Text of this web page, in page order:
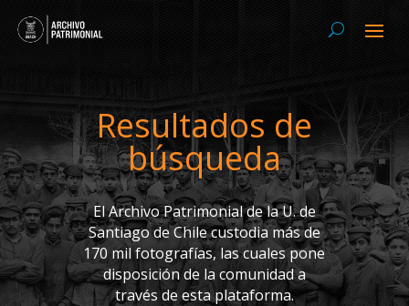
Resultados de
búsqueda
El Archivo Patrimonial de la U. de
Santiago de Chile custodia más de
170 mil fotografías, las cuales pone
disposición de la comunidad a
través de esta plataforma.